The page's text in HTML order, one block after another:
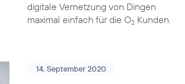
digitale Vernetzung von Dingen
maximal einfach für die O2Kunden.
14. September 2020